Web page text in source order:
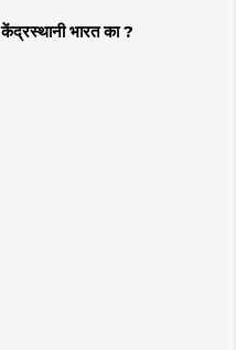
केंद्रस्थानी भारत का ?